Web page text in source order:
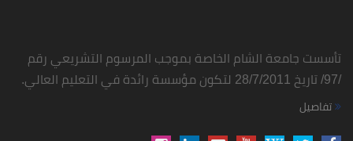
تأسست جامعة الشام الخاصة بموجب المرسوم التشريعي رقم
/97/ تاريخ 28/7/2011 لتكون مؤسسة رائدة في التعليم العالي.
تفاصيل